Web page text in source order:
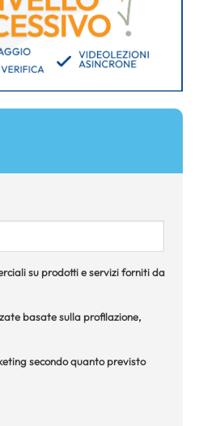
su prodotti e servizi forniti da
basate sulla profilazione,
secondo quanto previsto